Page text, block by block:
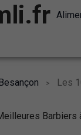
Besançon Les